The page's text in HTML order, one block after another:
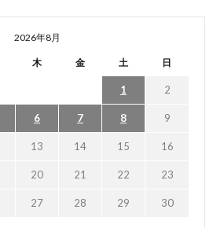
2026年8月
木 金 土 日
1 2
6 7 8 9
13 14 15 16
20 21 22 23
27 28 29 30